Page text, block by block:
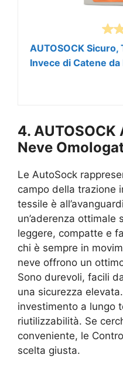
AUTOSOCK
Invece di Catene
4. AUTOSOCK
Neve
Le AutoSock
campo della trazione
tessile è
un’aderenza ottimale
leggere, compatte e
chi è sempre in
neve offrono un
Sono durevoli, facili
una sicurezza
investimento a lungo
riutilizzabilità. Se
conveniente, le
scelta giusta.